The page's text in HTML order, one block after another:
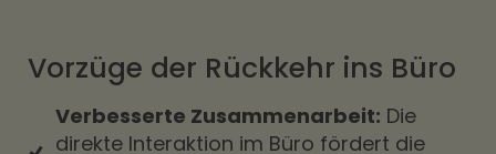
Vorzüge der Rückkehr ins Büro
Verbesserte Zusammenarbeit: Die
direkte Interaktion im Büro fördert die